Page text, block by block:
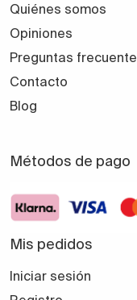
Quiénes somos
Opiniones
Preguntas
Contacto
Blog
Métodos de pago
Mis pedidos
Iniciar sesión